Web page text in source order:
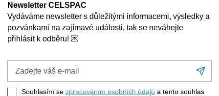
Newsletter CELSPAC
Vydáváme newsletter s důležitými informacemi, výsledky a
pozvánkami na zajímavé události, tak se neváhejte
přihlásit k odběru! 💌
Zadejte
e-
Souhlasím se zpracováním osobních údajů a tento souhlas